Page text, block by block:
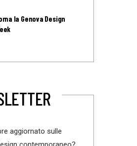
la Genova Design
aggiornato sulle